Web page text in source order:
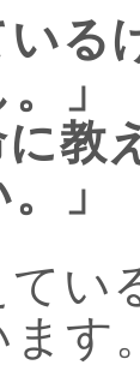
い
」
に
」
てい
ます